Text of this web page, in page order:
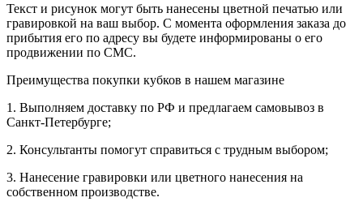
Текст и рисунок могут быть нанесены цветной печатью или
гравировкой на ваш выбор. С момента оформления заказа до
прибытия его по адресу вы будете информированы о его
продвижении по СМС.
Преимущества покупки кубков в нашем магазине
1. Выполняем доставку по РФ и предлагаем самовывоз в
Санкт-Петербурге;
2. Консультанты помогут справиться с трудным выбором;
3. Нанесение гравировки или цветного нанесения на
собственном производстве.